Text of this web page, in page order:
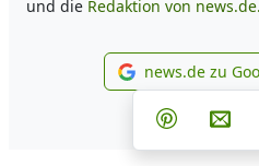
und die Redaktion von news.de.
news.de zu
Teilen
Teilen